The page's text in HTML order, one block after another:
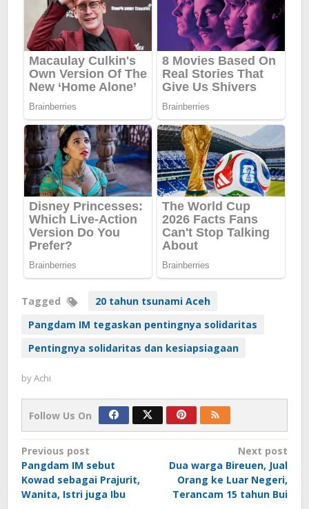
Tagged
20 tahun tsunami Aceh
Pangdam IM tegaskan pentingnya solidaritas
Pentingnya solidaritas dan kesiapsiagaan
byAchi
Follow Us On
Post
navigation
Previous post
Pangdam IM sebut
Kowad sebagai Prajurit,
Wanita, Istri juga Ibu
Next post
Dua warga Bireuen, Jual
Orang ke Luar Negeri,
Terancam 15 tahun Bui